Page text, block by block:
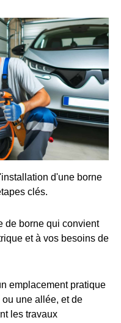
d'une borne
clés.
de borne qui convient
et à vos besoins de
emplacement pratique
une allée, et de
les travaux